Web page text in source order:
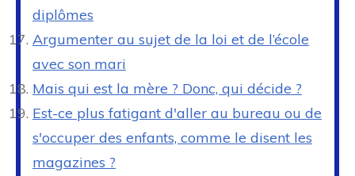
diplômes
Argumenter au sujet de la loi et de l’école
avec son mari
Mais qui est la mère ? Donc, qui décide ?
Est-ce plus fatigant d'aller au bureau ou de
s'occuper des enfants, comme le disent les
magazines ?